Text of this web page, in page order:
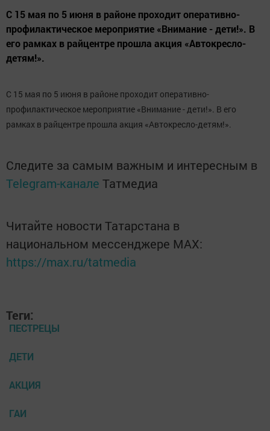
С 15 мая по 5 июня в районе проходит оперативно-
профилактическое мероприятие «Внимание - дети!». В
его рамках в райцентре прошла акция «Автокресло-
детям!».
С 15 мая по 5 июня в районе проходит оперативно-
профилактическое мероприятие «Внимание - дети!». В его
рамках в райцентре прошла акция «Автокресло-детям!».
Следите за самым важным и интересным в
Telegram-канале Татмедиа
Читайте новости Татарстана в
национальном мессенджере MАХ:
https://max.ru/tatmedia
Теги:
ПЕСТРЕЦЫ
ДЕТИ
АКЦИЯ
ГАИ